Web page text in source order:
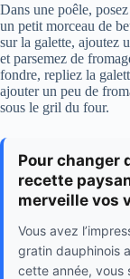
Dans une poêle,
un petit morceau de
sur la galette, ajoutez
et parsemez de
fondre, repliez la
ajouter un peu de
sous le gril du four.
Pour changer
recette
merveille vos
Vous avez
gratin dauphinois
cette année, vous